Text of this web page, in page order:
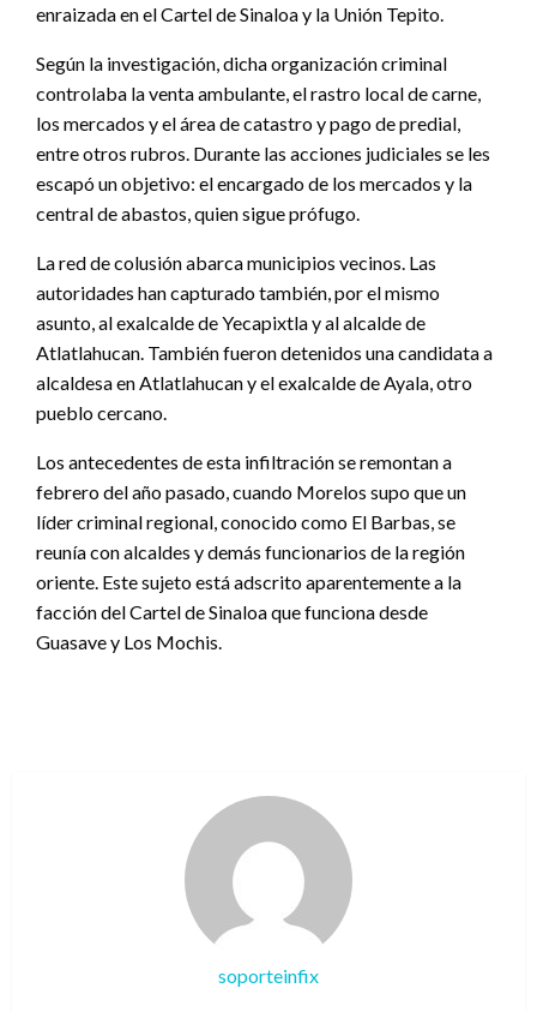
enraizada en el Cartel de Sinaloa y la Unión Tepito.
Según la investigación, dicha organización criminal
controlaba la venta ambulante, el rastro local de carne,
los mercados y el área de catastro y pago de predial,
entre otros rubros. Durante las acciones judiciales se les
escapó un objetivo: el encargado de los mercados y la
central de abastos, quien sigue prófugo.
La red de colusión abarca municipios vecinos. Las
autoridades han capturado también, por el mismo
asunto, al exalcalde de Yecapixtla y al alcalde de
Atlatlahucan. También fueron detenidos una candidata a
alcaldesa en Atlatlahucan y el exalcalde de Ayala, otro
pueblo cercano.
Los antecedentes de esta infiltración se remontan a
febrero del año pasado, cuando Morelos supo que un
líder criminal regional, conocido como El Barbas, se
reunía con alcaldes y demás funcionarios de la región
oriente. Este sujeto está adscrito aparentemente a la
facción del Cartel de Sinaloa que funciona desde
Guasave y Los Mochis.
soporteinfix